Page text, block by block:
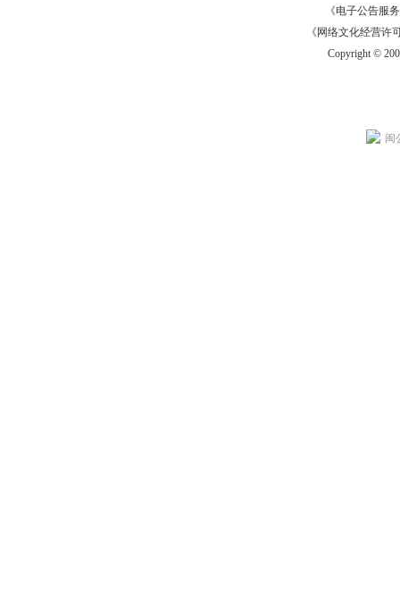
《电子公告服务
《网络文化经营许
Copyright ©
闽